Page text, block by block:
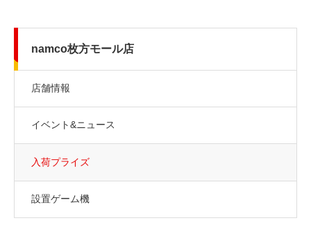
namco枚方モール店
店舗情報
イベント&ニュース
入荷プライズ
設置ゲーム機